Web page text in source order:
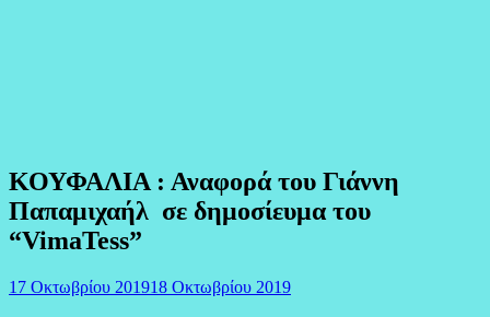
ΚΟΥΦΑΛΙΑ : Αναφορά του Γιάννη
Παπαμιχαήλ σε δημοσίευμα του
“VimaTess”
17 Οκτωβρίου 201918 Οκτωβρίου 2019